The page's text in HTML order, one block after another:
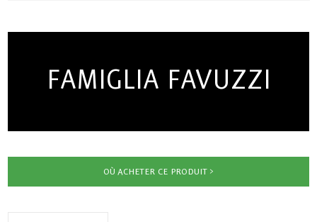
FAMIGLIA FAVUZZI
OÙ ACHETER CE PRODUIT